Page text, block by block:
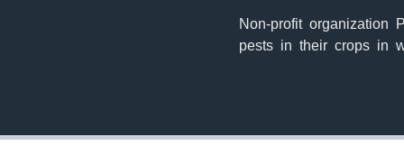
Non-profit organization
pests in their crops in